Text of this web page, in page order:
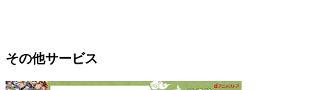
その他サービス